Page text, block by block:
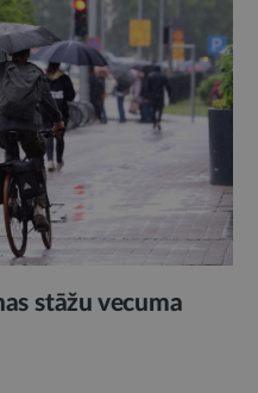
stāžu vecuma